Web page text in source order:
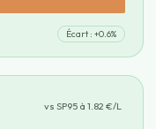
Écart : +0.6%
vs SP95 à 1.82 €/L